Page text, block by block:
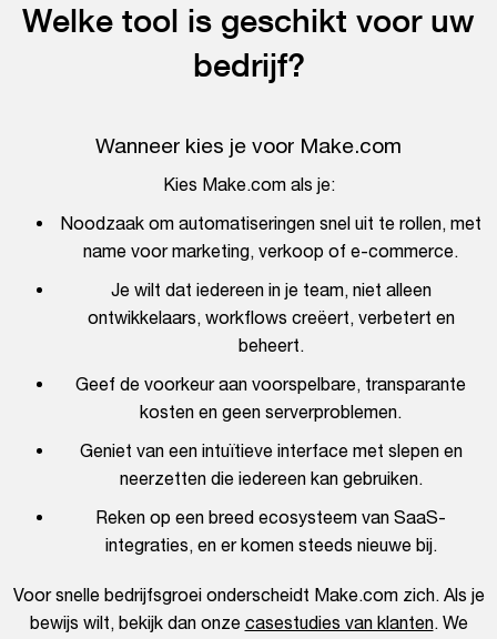
Welke tool is geschikt voor uw
bedrijf?
Wanneer kies je voor Make.com
Kies Make.com als je:
Noodzaak om automatiseringen snel uit te rollen, met
name voor marketing, verkoop of e-commerce.
Je wilt dat iedereen in je team, niet alleen
ontwikkelaars, workflows creëert, verbetert en
beheert.
Geef de voorkeur aan voorspelbare, transparante
kosten en geen serverproblemen.
Geniet van een intuïtieve interface met slepen en
neerzetten die iedereen kan gebruiken.
Reken op een breed ecosysteem van SaaS-
integraties, en er komen steeds nieuwe bij.
Voor snelle bedrijfsgroei onderscheidt Make.com zich. Als je
bewijs wilt, bekijk dan onze casestudies van klanten. We